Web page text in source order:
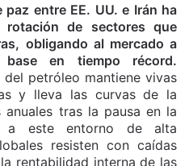
entre EE. UU. e Irán ha
rotación de sectores que
obligando al mercado a
base en tiempo récord.
petróleo mantiene vivas
y lleva las curvas de la
tras la pausa en la
a este entorno de alta
resisten con caídas
rentabilidad interna de las